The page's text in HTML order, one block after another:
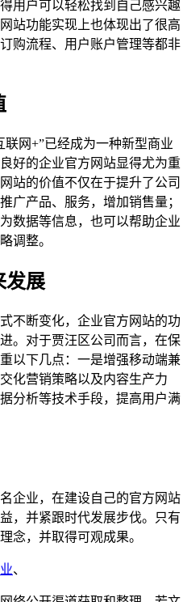
用户可以轻松找到自己感兴趣
站功能实现上也体现出了很高
购流程、用户账户管理等都非
网+”已经成为一种新型商业
好的企业官方网站显得尤为重
站的价值不仅在于提升了公司
广产品、服务，增加销售量；
数据等信息，也可以帮助企业
调整。
发展
不断变化，企业官方网站的功
。对于贾汪区公司而言，在保
以下几点：一是增强移动端兼
化营销策略以及内容生产力
分析等技术手段，提高用户满
企业，在建设自己的官方网站
，并紧跟时代发展步伐。只有
念，并取得可观成果。
、